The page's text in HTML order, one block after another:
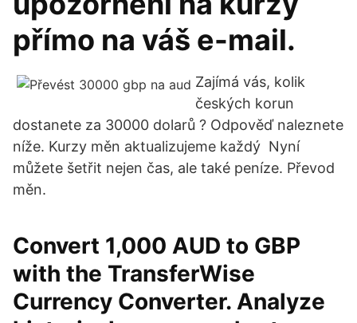
přímo na váš e-mail.
Zajímá vás, kolik
českých korun
dostanete za 30000 dolarů ? Odpověď naleznete
níže. Kurzy měn aktualizujeme každý Nyní
můžete šetřit nejen čas, ale také peníze. Převod
měn.
Convert 1,000 AUD to GBP
with the TransferWise
Currency Converter. Analyze